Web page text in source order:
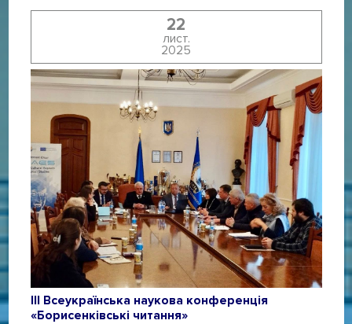
22
лист.
2025
ІІІ Всеукраїнська наукова конференція
«Борисенківські читання»